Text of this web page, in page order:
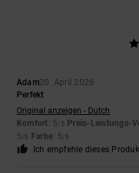
Adam20. April 2026
Perfekt
Original anzeigen - Dutch
Komfort: 5/5 Preis-Leistungs-
5/5 Farbe: 5/5
Ich empfehle dieses